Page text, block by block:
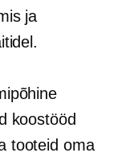
ja
koostööd
tooteid oma